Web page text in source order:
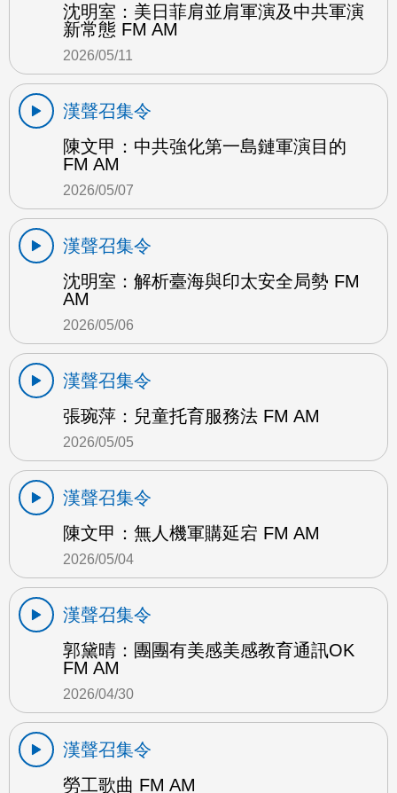
沈明室：美日菲肩並肩軍演及中共軍演
新常態 FM AM
2026/05/11
漢聲召集令
陳文甲：中共強化第一島鏈軍演目的
FM AM
2026/05/07
漢聲召集令
沈明室：解析臺海與印太安全局勢 FM
AM
2026/05/06
漢聲召集令
張琬萍：兒童托育服務法 FM AM
2026/05/05
漢聲召集令
陳文甲：無人機軍購延宕 FM AM
2026/05/04
漢聲召集令
郭黛晴：團團有美感美感教育通訊OK
FM AM
2026/04/30
漢聲召集令
勞工歌曲 FM AM